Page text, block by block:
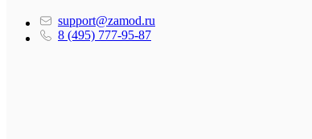
support@zamod.ru
8 (495) 777-95-87